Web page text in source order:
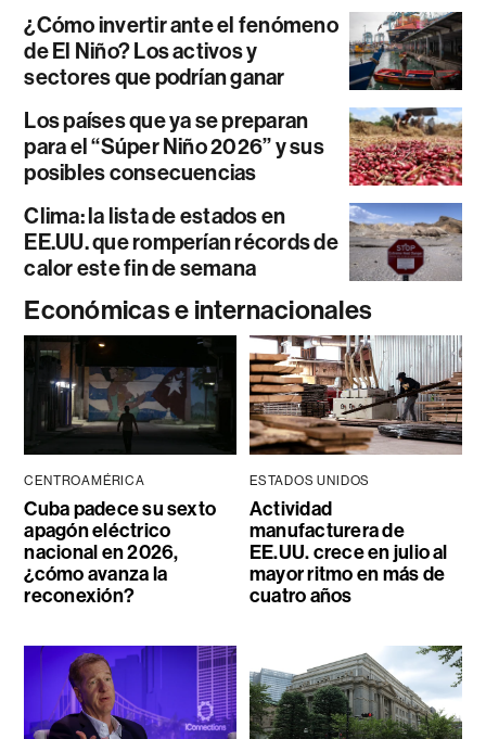
¿Cómo invertir ante el fenómeno
de El Niño? Los activos y
sectores que podrían ganar
Los países que ya se preparan
para el “Súper Niño 2026” y sus
posibles consecuencias
Clima: la lista de estados en
EE.UU. que romperían récords de
calor este fin de semana
Económicas e internacionales
CENTROAMÉRICA
Cuba padece su sexto
apagón eléctrico
nacional en 2026,
¿cómo avanza la
reconexión?
ESTADOS UNIDOS
Actividad
manufacturera de
EE.UU. crece en julio al
mayor ritmo en más de
cuatro años